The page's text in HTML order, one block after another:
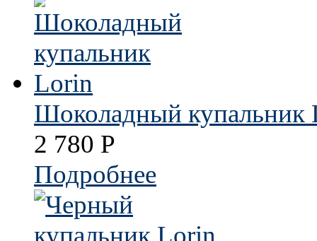
Шоколадный купальник
2 780 Р
Подробнее